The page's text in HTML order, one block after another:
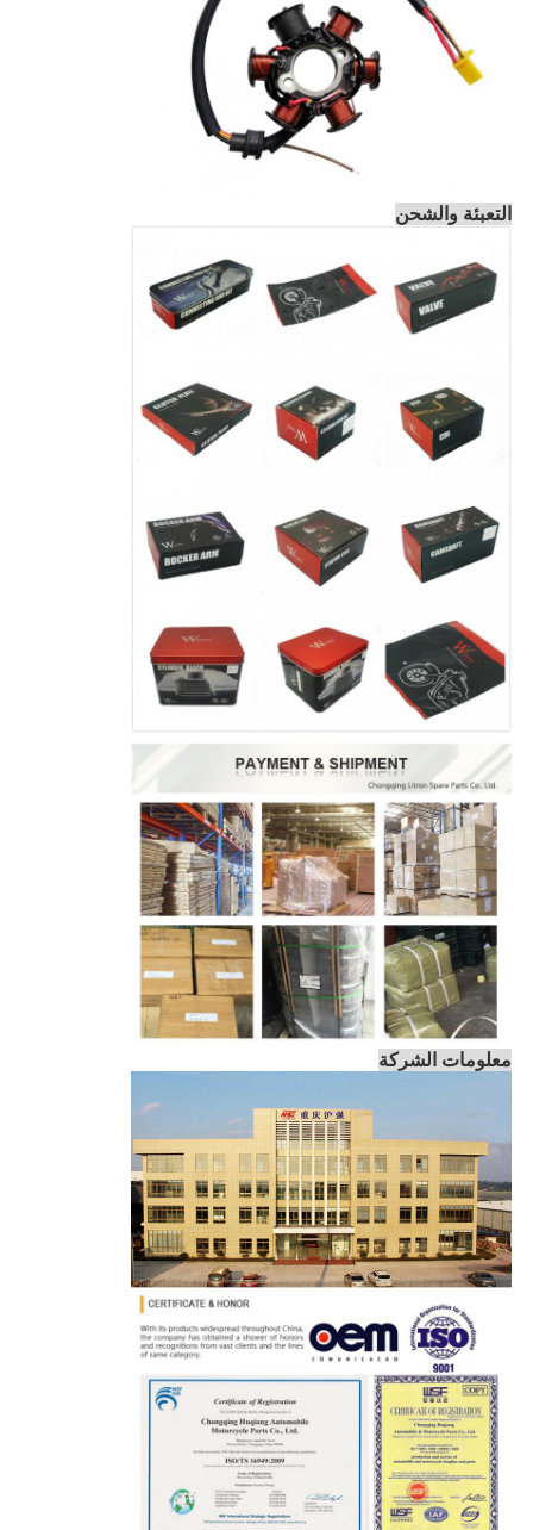
التعبئة والشحن
معلومات الشركة